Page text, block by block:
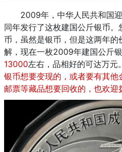
2009年，中华人民共和国迎
同年发行了这枚建国公斤银币
币，虽然是银币，但是这两年的
解，现在一枚2009年建国公斤
13000左右，品相好的可达万元。
银币想要变现的，或者要有其他
邮票等藏品想要回收的，也欢迎